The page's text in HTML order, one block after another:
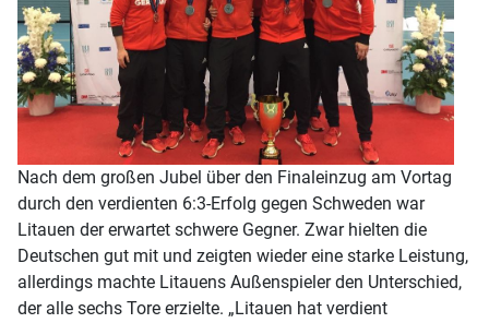
Nach dem großen Jubel über den Finaleinzug am Vortag
durch den verdienten 6:3-Erfolg gegen Schweden war
Litauen der erwartet schwere Gegner. Zwar hielten die
Deutschen gut mit und zeigten wieder eine starke Leistung,
allerdings machte Litauens Außenspieler den Unterschied,
der alle sechs Tore erzielte. „Litauen hat verdient